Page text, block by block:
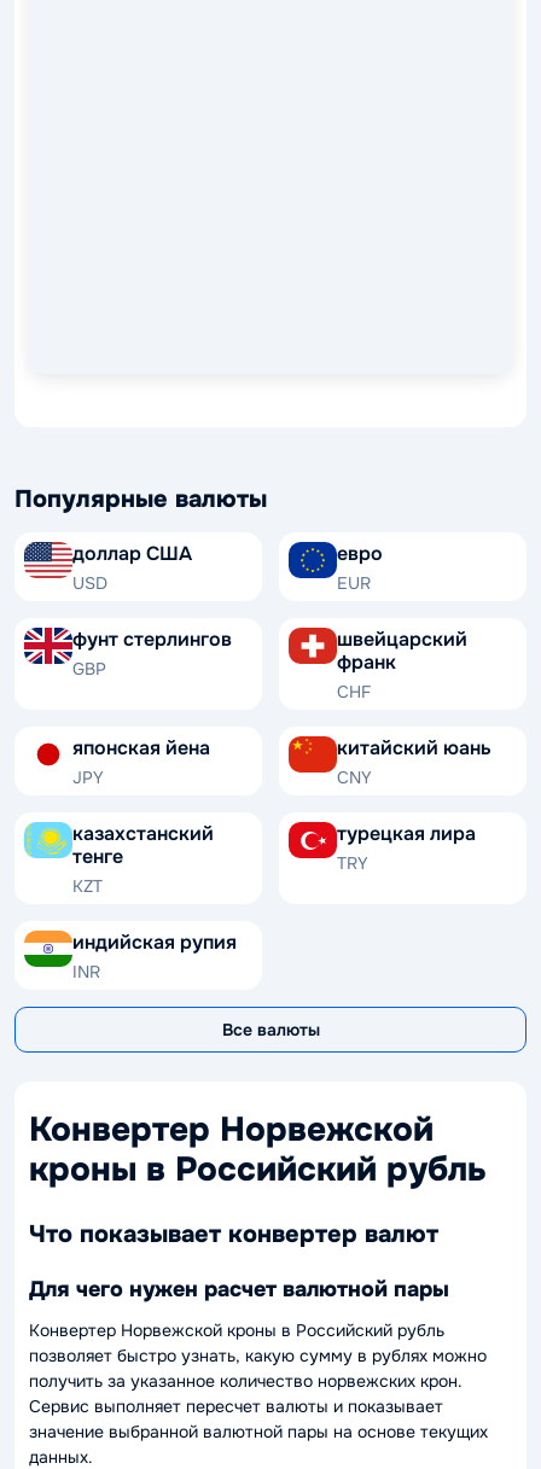
Популярные валюты
доллар США
USD
евро
EUR
фунт стерлингов
GBP
швейцарский
франк
CHF
японская йена
JPY
китайский юань
CNY
казахстанский
тенге
KZT
турецкая лира
TRY
индийская рупия
INR
Все валюты
Конвертер Норвежской
кроны в Российский рубль
Что показывает конвертер валют
Для чего нужен расчет валютной пары
Конвертер Норвежской кроны в Российский рубль
позволяет быстро узнать, какую сумму в рублях можно
получить за указанное количество норвежских крон.
Сервис выполняет пересчет валюты и показывает
значение выбранной валютной пары на основе текущих
данных.